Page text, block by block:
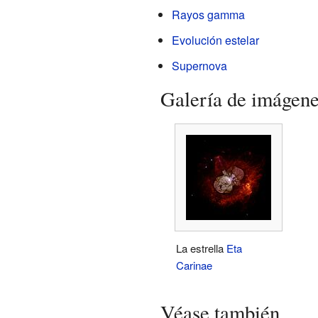
Rayos gamma
Evolución estelar
Supernova
Galería de
La estrella Eta
Carinae
Véase también